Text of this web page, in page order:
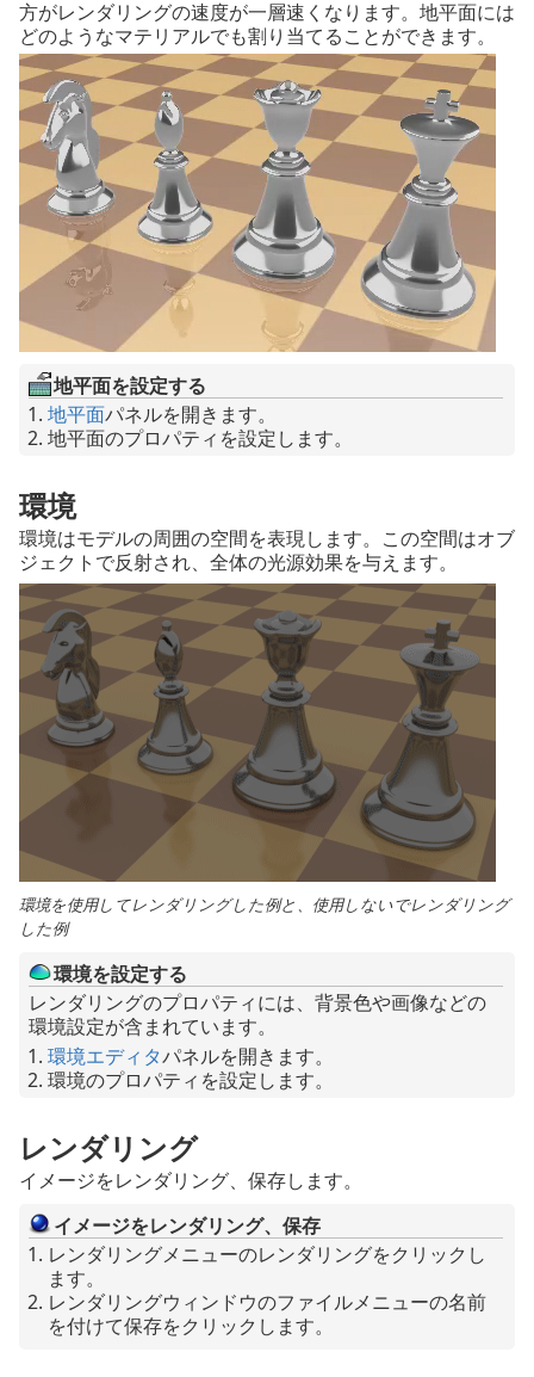
方がレンダリングの速度が一層速くなります。地平面には
どのようなマテリアルでも割り当てることができます。
地平面を設定する
地平面パネルを開きます。
地平面のプロパティを設定します。
環境
環境はモデルの周囲の空間を表現します。この空間はオブ
ジェクトで反射され、全体の光源効果を与えます。
環境を使用してレンダリングした例と、使用しないでレンダリング
した例
環境を設定する
レンダリングのプロパティには、背景色や画像などの
環境設定が含まれています。
環境エディタパネルを開きます。
環境のプロパティを設定します。
レンダリング
イメージをレンダリング、保存します。
イメージをレンダリング、保存
レンダリングメニューのレンダリングをクリックし
ます。
レンダリングウィンドウのファイルメニューの名前
を付けて保存をクリックします。